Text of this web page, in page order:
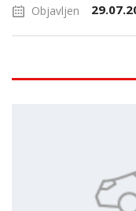
Objavljen